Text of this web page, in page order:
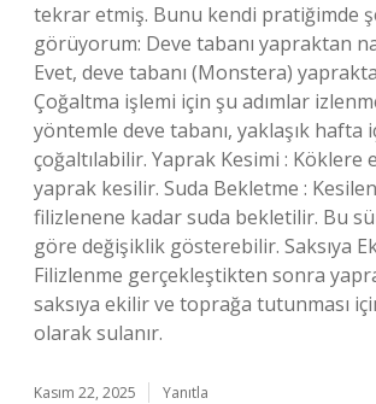
tekrar etmiş. Bunu kendi pratiğimde
görüyorum: Deve tabanı yapraktan
Evet, deve tabanı (Monstera)
Çoğaltma işlemi için şu adımlar
yöntemle deve tabanı, yaklaşık hafta
çoğaltılabilir. Yaprak Kesimi : Köklere
yaprak kesilir. Suda Bekletme :
filizlenene kadar suda bekletilir. Bu
göre değişiklik gösterebilir. Saksıya
Filizlenme gerçekleştikten sonra
saksıya ekilir ve toprağa tutunması
olarak sulanır.
Kasım 22, 2025 Yanıtla